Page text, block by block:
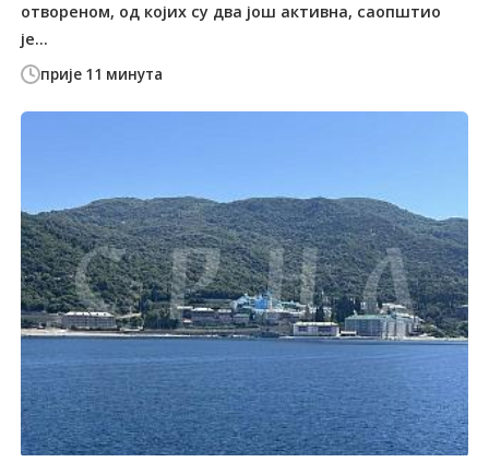
прије 11 минута
отвореном, од којих су два још активна, саопштио
је...